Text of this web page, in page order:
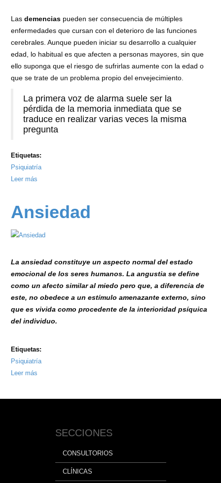
Lasdemencias pueden ser consecuencia de múltiples
enfermedades que cursan con el deterioro de las funciones
cerebrales. Aunque pueden iniciar su desarrollo a cualquier
edad, lo habitual es que afecten a personas mayores, sin que
ello suponga que el riesgo de sufrirlas aumente con la edad o
que se trate de un problema propio del envejecimiento.
La primera voz de alarma suele ser la
pérdida de la memoria inmediata que se
traduce en realizar varias veces la misma
pregunta
Etiquetas:
Psiquiatría
Leer más
cerebro
su
Ansiedad
La ansiedad constituye un aspecto normal del estado
emocional de los seres humanos. La angustia se define
como un afecto similar al miedo pero que, a diferencia de
este, no obedece a un estímulo amenazante externo, sino
que es vivida como procedente de la interioridad psíquica
del individuo.
Etiquetas:
Psiquiatría
Leer más
SECCIONES
CONSULTORIOS
CLÍNICAS